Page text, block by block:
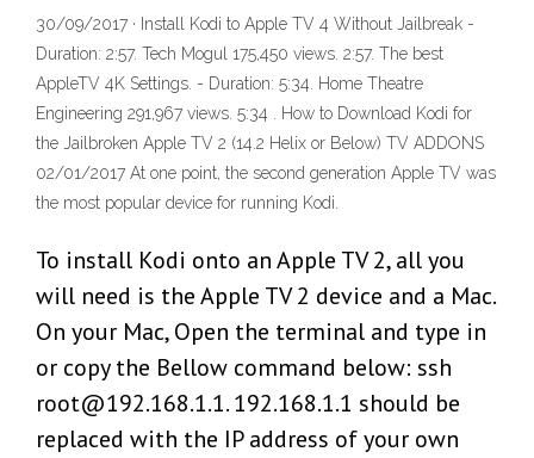
30/09/2017 · Install Kodi to Apple TV 4 Without Jailbreak -
Duration: 2:57. Tech Mogul 175,450 views. 2:57. The best
AppleTV 4K Settings. - Duration: 5:34. Home Theatre
Engineering 291,967 views. 5:34 . How to Download Kodi for
the Jailbroken Apple TV 2 (14.2 Helix or Below) TV ADDONS
02/01/2017 At one point, the second generation Apple TV was
the most popular device for running Kodi.
To install Kodi onto an Apple TV 2, all you
will need is the Apple TV 2 device and a Mac.
On your Mac, Open the terminal and type in
or copy the Bellow command below: ssh
root@192.168.1.1. 192.168.1.1 should be
replaced with the IP address of your own